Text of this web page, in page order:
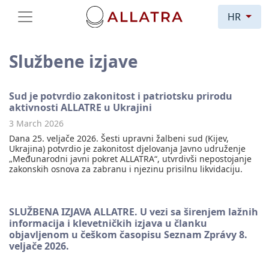
HR
Službene izjave
Sud je potvrdio zakonitost i patriotsku prirodu
aktivnosti ALLATRE u Ukrajini
3 March 2026
Dana 25. veljače 2026. Šesti upravni žalbeni sud (Kijev,
Ukrajina) potvrdio je zakonitost djelovanja Javno udruženje
„Međunarodni javni pokret ALLATRA“, utvrdivši nepostojanje
zakonskih osnova za zabranu i njezinu prisilnu likvidaciju.
SLUŽBENA IZJAVA ALLATRE. U vezi sa širenjem lažnih
informacija i klevetničkih izjava u članku
objavljenom u češkom časopisu Seznam Zprávy 8.
veljače 2026.